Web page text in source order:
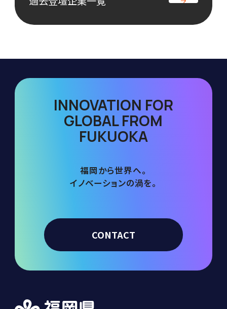
INNOVATION FOR
GLOBAL FROM
FUKUOKA
福岡から世界へ。
イノベーションの渦を。
CONTACT